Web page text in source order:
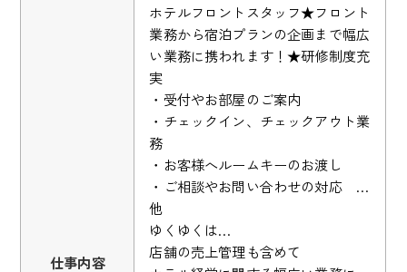
仕事内容
ホテルフロントスタッフ★フロント
業務から宿泊プランの企画まで幅広
い業務に携われます！★研修制度充
実
・受付やお部屋のご案内
・チェックイン、チェックアウト業
務
・お客様へルームキーのお渡し
・ご相談やお問い合わせの対応 …
他
ゆくゆくは…
店舗の売上管理も含めて